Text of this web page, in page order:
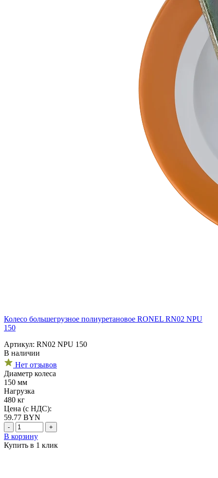
Колесо большегрузное полиуретановое RONEL RN02 NPU
150
Артикул: RN02 NPU 150
В наличии
Нет отзывов
Диаметр колеса
150 мм
Нагрузка
480 кг
Цена (с НДС):
59.77 BYN
- +
В корзину
Купить в 1 клик